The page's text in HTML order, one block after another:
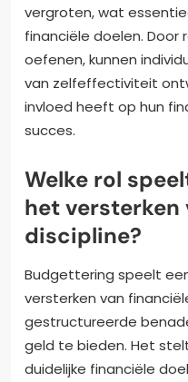
vergroten, wat
financiële doelen.
oefenen, kunnen
van zelfeffectiviteit
invloed heeft op hun
succes.
Welke rol
het versterken
discipline?
Budgettering speelt
versterken van
gestructureerde
geld te bieden. Het
duidelijke financiële